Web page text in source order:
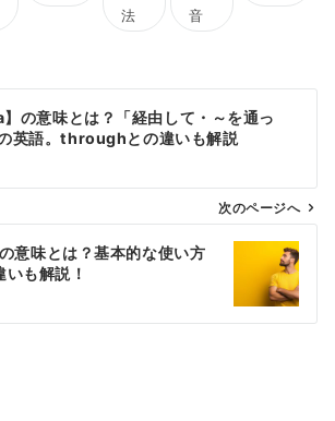
法
音
】の意味とは？「経由して・～を通っ
英語。throughとの違いも解説
次のページへ
意味とは？基本的な使い方
も解説！